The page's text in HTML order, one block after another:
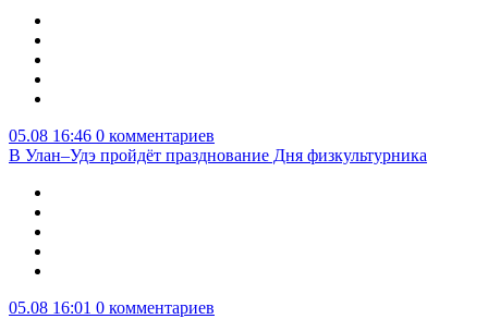
05.08 16:46 0 комментариев
В Улан–Удэ пройдёт празднование Дня физкультурника
05.08 16:01 0 комментариев